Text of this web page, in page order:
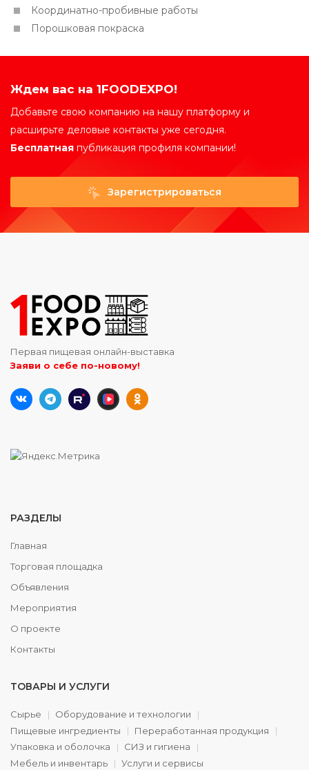
Координатно-пробивные работы
Порошковая покраска
Ждем вас на 1FOODEXPO!
Добавьте свою компанию на нашу платформу и
расширьте деловые контакты уже сегодня.
Бесплатная публикация профиля компании!
Зарегистрироваться
Первая пищевая онлайн-выставка
Заяви о себе по-новому!
РАЗДЕЛЫ
Главная
Торговая площадка
Объявления
Мероприятия
О проекте
Контакты
ТОВАРЫ И УСЛУГИ
Сырье
Оборудование и технологии
Пищевые ингредиенты
Переработанная продукция
Упаковка и оболочка
СИЗ и гигиена
Мебель и инвентарь
Услуги и сервисы